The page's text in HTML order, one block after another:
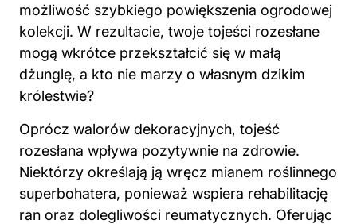
możliwość szybkiego powiększenia ogrodowej
kolekcji. W rezultacie, twoje tojeści rozesłane
mogą wkrótce przekształcić się w małą
dżunglę, a kto nie marzy o własnym dzikim
królestwie?
Oprócz walorów dekoracyjnych, tojeść
rozesłana wpływa pozytywnie na zdrowie.
Niektórzy określają ją wręcz mianem roślinnego
superbohatera, ponieważ wspiera rehabilitację
ran oraz dolegliwości reumatycznych. Oferując